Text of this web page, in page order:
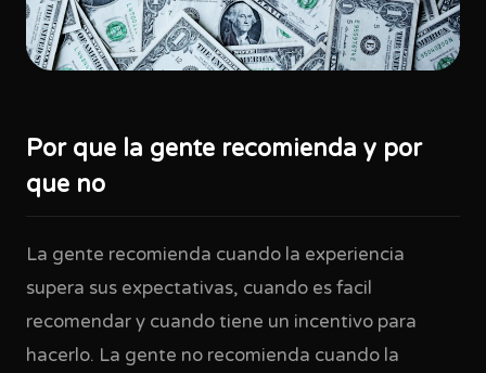
Por que la gente recomienda y por
que no
La gente recomienda cuando la experiencia
supera sus expectativas, cuando es facil
recomendar y cuando tiene un incentivo para
hacerlo. La gente no recomienda cuando la